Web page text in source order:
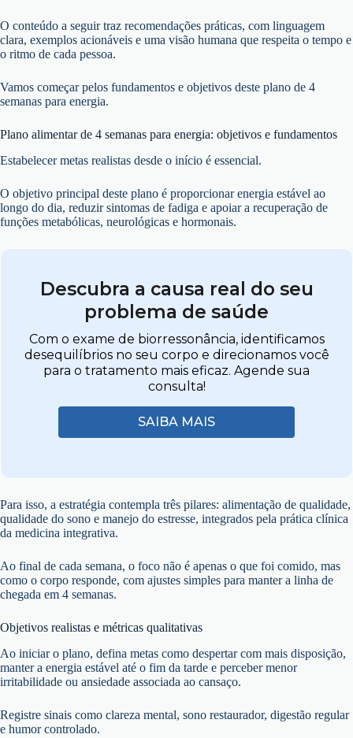
O conteúdo a seguir traz recomendações práticas, com linguagem
clara, exemplos acionáveis e uma visão humana que respeita o tempo e
o ritmo de cada pessoa.
Vamos começar pelos fundamentos e objetivos deste plano de 4
semanas para energia.
Plano alimentar de 4 semanas para energia: objetivos e fundamentos
Estabelecer metas realistas desde o início é essencial.
O objetivo principal deste plano é proporcionar energia estável ao
longo do dia, reduzir sintomas de fadiga e apoiar a recuperação de
funções metabólicas, neurológicas e hormonais.
Descubra a causa real do seu
problema de saúde
Com o exame de biorressonância, identificamos
desequilíbrios no seu corpo e direcionamos você
para o tratamento mais eficaz. Agende sua
consulta!
SAIBA MAIS
Para isso, a estratégia contempla três pilares: alimentação de qualidade,
qualidade do sono e manejo do estresse, integrados pela prática clínica
da medicina integrativa.
Ao final de cada semana, o foco não é apenas o que foi comido, mas
como o corpo responde, com ajustes simples para manter a linha de
chegada em 4 semanas.
Objetivos realistas e métricas qualitativas
Ao iniciar o plano, defina metas como despertar com mais disposição,
manter a energia estável até o fim da tarde e perceber menor
irritabilidade ou ansiedade associada ao cansaço.
Registre sinais como clareza mental, sono restaurador, digestão regular
e humor controlado.